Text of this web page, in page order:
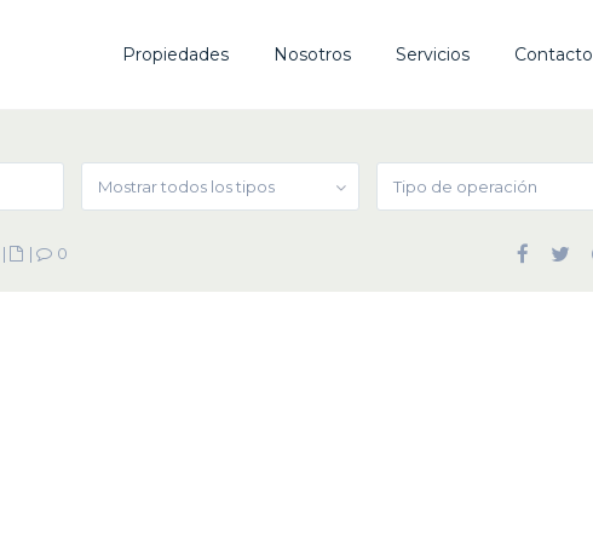
Propiedades Nosotros Servicios Contacto
Mostrar todos los tipos Tipo de operación
| | 0